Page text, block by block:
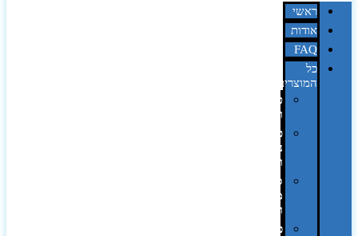
ראשי
אודות
FAQ
כל
המוצרים
טכנולוגיה
וגאדג'טים
פנאי,
נופש
ונסיעות
סביבת
משרד
ופרימיום
כלים,